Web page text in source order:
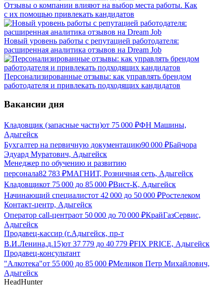
Отзывы о компании влияют на выбор места работы. Как
с их помощью привлекать кандидатов
Новый уровень работы с репутацией работодателя:
расширенная аналитика отзывов на Dream Job
Персонализированные отзывы: как управлять брендом
работодателя и привлекать подходящих кандидатов
Вакансии дня
Кладовщик (запасные части)от 75 000 ₽ФН Машины,
Адыгейск
Бухгалтер на первичную документацию90 000 ₽Байчора
Эдуард Муратович, Адыгейск
Менеджер по обучению и развитию
персонала82 783 ₽МАГНИТ, Розничная сеть, Адыгейск
Кладовщикот 75 000 до 85 000 ₽Вист-К, Адыгейск
Начинающий специалистот 42 000 до 50 000 ₽Ростелеком
Контакт-центр, Адыгейск
Оператор call-центраот 50 000 до 70 000 ₽КрайГазСервис,
Адыгейск
Продавец-кассир (г.Адыгейск, пр-т
В.И.Ленина,д.15)от 37 779 до 40 779 ₽FIX PRICE, Адыгейск
Продавец-консультант
"Алкотека"от 55 000 до 85 000 ₽Меликов Петр Михайлович,
Адыгейск
HeadHunter